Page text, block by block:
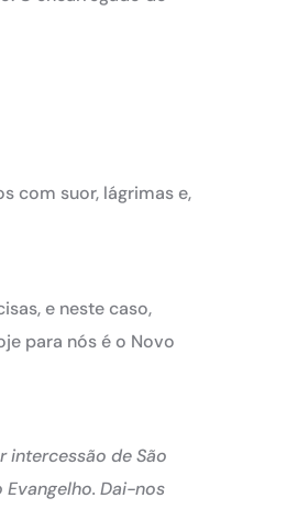
com suor, lágrimas e,
e neste caso,
para nós é o Novo
intercessão de São
Dai-nos